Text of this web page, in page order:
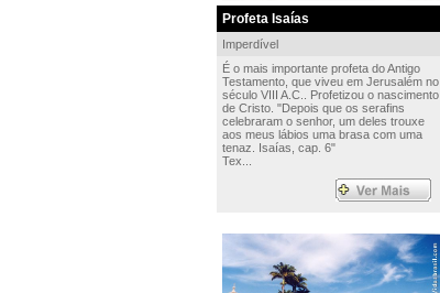
Profeta Isaías
Imperdível
É o mais importante profeta do Antigo
Testamento, que viveu em Jerusalém no
século VIII A.C.. Profetizou o nascimento
de Cristo. "Depois que os serafins
celebraram o senhor, um deles trouxe
aos meus lábios uma brasa com uma
tenaz. Isaías, cap. 6"
Tex...